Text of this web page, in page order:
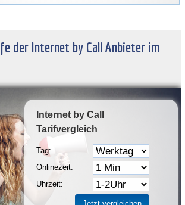
der Internet by Call Anbieter im
Internet by Call
Tarifvergleich
Tag:
Onlinezeit:
Uhrzeit: